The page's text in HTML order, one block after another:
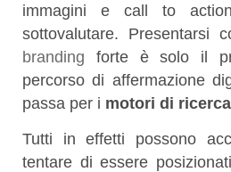
immagini e call to
sottovalutare. Presentarsi
branding forte è solo il
percorso di affermazione
passa per i motori di ricerca
Tutti in effetti possono
tentare di essere